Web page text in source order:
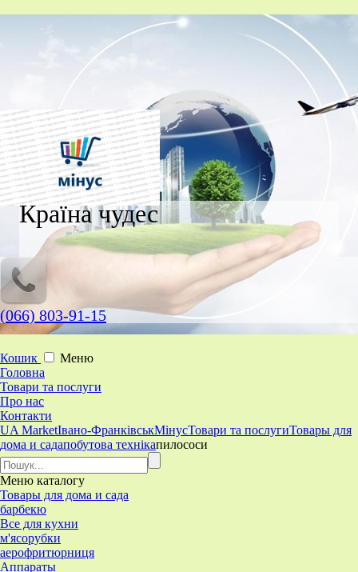
Країна чудес
(066) 803-91-15
Кошик
Меню
Головна
Товари та послуги
Про нас
Контакти
UA MarketІвано-ФранківськМінусТовари та послугиТовары для
дома и садапобутова технікапилососи
Меню каталогу
Товары для дома и сада
барбекю
Все для кухни
м'ясорубки
аерофритюрниця
Аппараты